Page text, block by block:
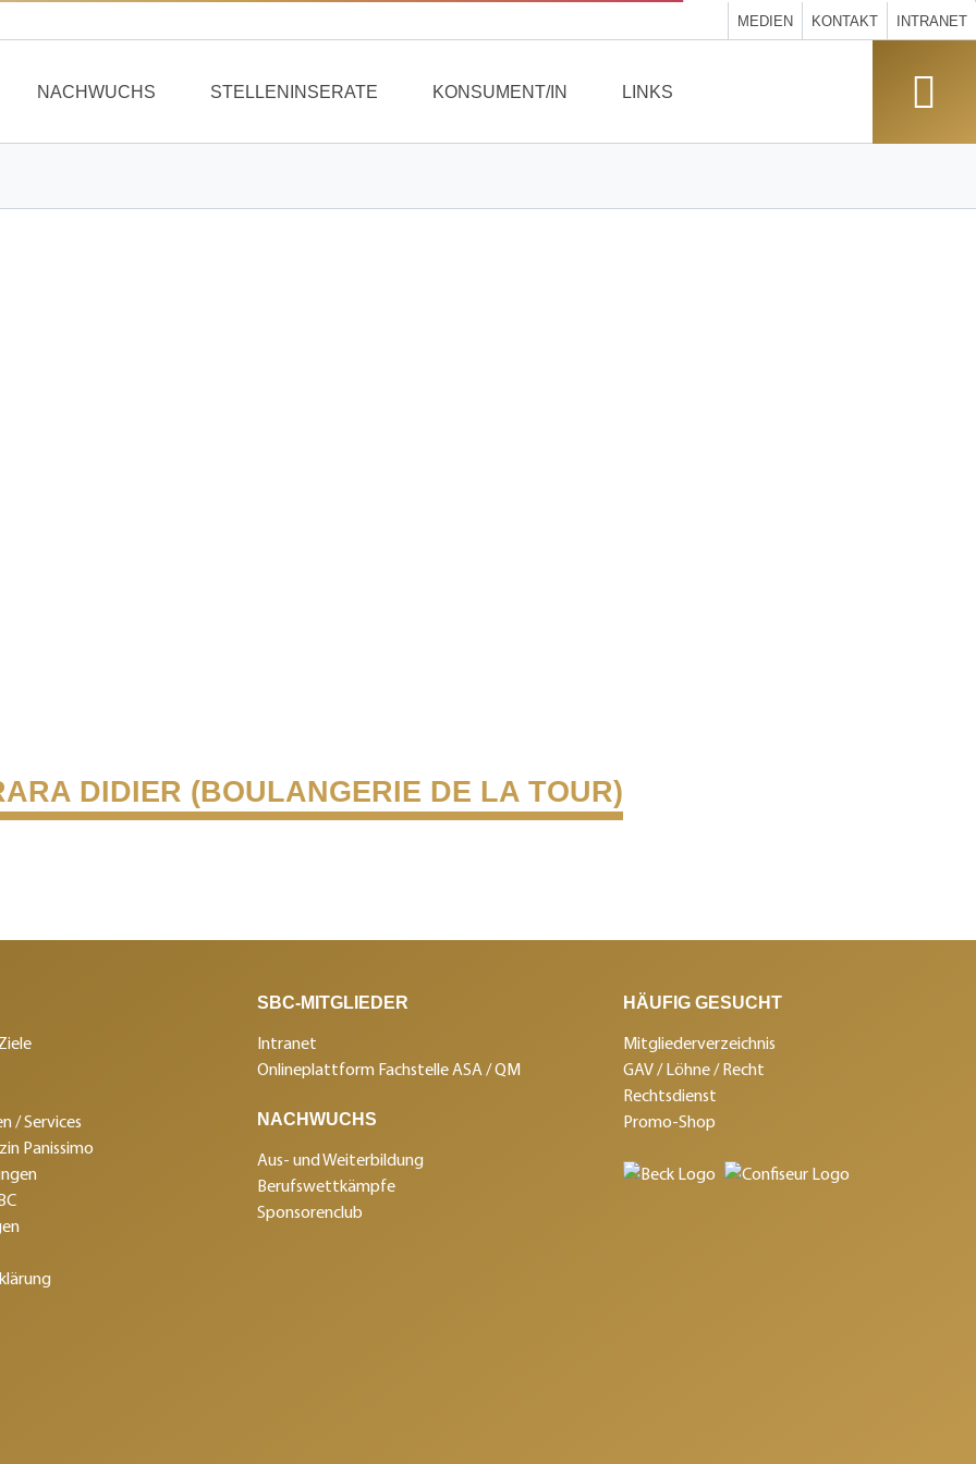
MEDIEN KONTAKT INTRANET
NACHWUCHS STELLENINSERATE KONSUMENT/IN LINKS
DIDIER (BOULANGERIE DE LA TOUR)
/ Services
Panissimo
SBC-MITGLIEDER
Intranet
Onlineplattform Fachstelle ASA / QM
NACHWUCHS
Aus- und Weiterbildung
Berufswettkämpfe
Sponsorenclub
HÄUFIG GESUCHT
Mitgliederverzeichnis
GAV / Löhne / Recht
Rechtsdienst
Promo-Shop